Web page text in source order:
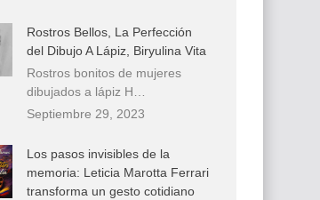
Rostros Bellos, La Perfección
del Dibujo A Lápiz, Biryulina Vita
Rostros bonitos de mujeres
dibujados a lápiz H…
Septiembre 29, 2023
Los pasos invisibles de la
memoria: Leticia Marotta Ferrari
transforma un gesto cotidiano